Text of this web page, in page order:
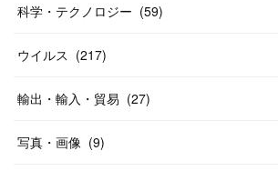
科学・テクノロジー (59)
ウイルス (217)
輸出・輸入・貿易 (27)
写真・画像 (9)